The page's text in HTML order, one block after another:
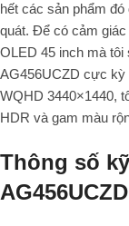
hết các sản phẩm
quát. Để có cảm
OLED 45 inch mà tôi
AG456UCZD cực kỳ
WQHD 3440×1440,
HDR và ​​gam màu
Thông số
AG456UCZD